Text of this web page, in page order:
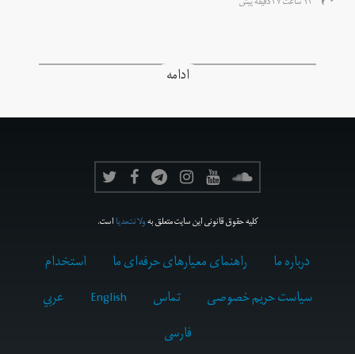
ادامه
کلیه حقوق قانونی این سایت متعلق بهولانت‌مدیااست.
درباره ما راهنمای معیارهای حرفه‌ای ما
استخدام
سیاست حریم خصوصی
تماس English
عربي
فارسى